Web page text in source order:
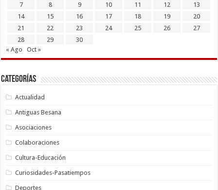
7
8 9 10 11 12
13
14
15 16 17 18 19
20
21
22 23 24 25 26
27
28
29
30
« Ago
Oct »
Categorías
Actualidad
Antiguas Besana
Asociaciones
Colaboraciones
Cultura-Educación
Curiosidades-Pasatiempos
Deportes